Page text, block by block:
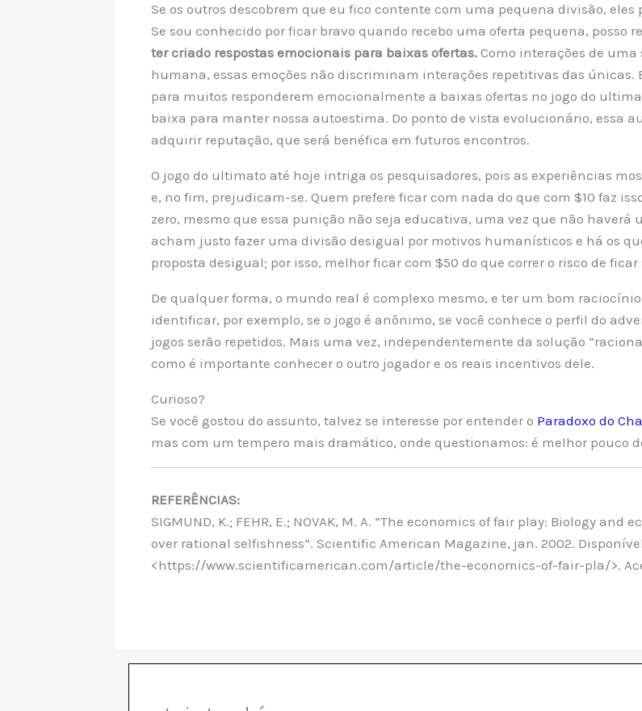
Se os outros descobrem que eu fico contente com uma pequena divisão,
Se sou conhecido por ficar bravo quando recebo uma oferta pequena, posso
ter criado respostas emocionais para baixas ofertas. Como interações de
humana, essas emoções não discriminam interações repetitivas das únicas.
para muitos responderem emocionalmente a baixas ofertas no jogo do
baixa para manter nossa autoestima. Do ponto de vista evolucionário, essa
adquirir reputação, que será benéfica em futuros encontros.
O jogo do ultimato até hoje intriga os pesquisadores, pois as experiências
e, no fim, prejudicam-se. Quem prefere ficar com nada do que com $10 faz
zero, mesmo que essa punição não seja educativa, uma vez que não haverá
acham justo fazer uma divisão desigual por motivos humanísticos e há os
proposta desigual; por isso, melhor ficar com $50 do que correr o risco de ficar
De qualquer forma, o mundo real é complexo mesmo, e ter um bom
identificar, por exemplo, se o jogo é anônimo, se você conhece o perfil do
jogos serão repetidos. Mais uma vez, independentemente da solução
como é importante conhecer o outro jogador e os reais incentivos dele.
Curioso?
Se você gostou do assunto, talvez se interesse por entender o Paradoxo do
mas com um tempero mais dramático, onde questionamos: é melhor pouco
REFERÊNCIAS:
SIGMUND, K.; FEHR, E.; NOVAK, M. A. “The economics of fair play: Biology
over rational selfishness”. Scientific American Magazine, jan. 2002.
<https://www.scientificamerican.com/article/the-economics-of-fair-pla/>.